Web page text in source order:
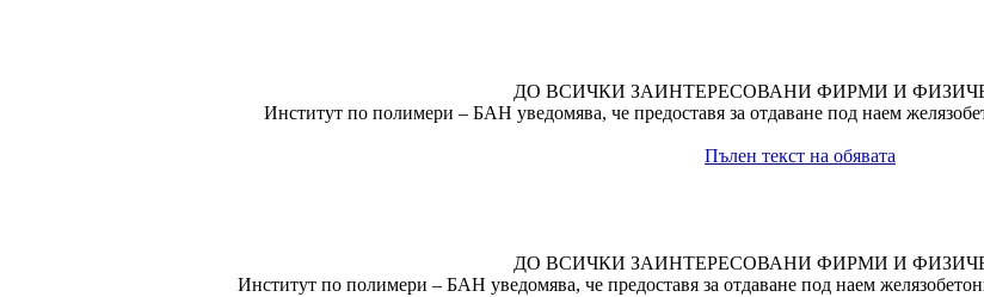
ДО ВСИЧКИ ЗАИНТЕРЕСОВАНИ ФИРМИ И
Институт по полимери – БАН уведомява, че предоставя за отдаване под наем
Пълен текст на обявата
ДО ВСИЧКИ ЗАИНТЕРЕСОВАНИ ФИРМИ И
Институт по полимери – БАН уведомява, че предоставя за отдаване под наем